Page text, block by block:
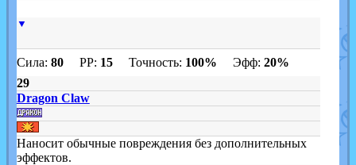
▼
Сила: 80PP: 15Точность: 100% Эфф: 20%
29
Dragon Claw
Наносит обычные повреждения без дополнительных
эффектов.